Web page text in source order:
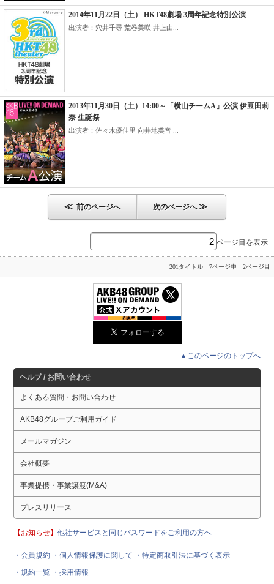
2014年11月22日（土） HKT48劇場 3周年記念特別公演
出演者：穴井千尋 荒巻美咲 井上由...
2013年11月30日（土）14:00～「横山チームA」公演 伊豆田莉
奈 生誕祭
出演者：佐々木優佳里 向井地美音 ...
≪ 前のページへ 次のページへ≫
ページ目を表示
201タイトル 7ページ中 2ページ目
▲このページのトップへ
ヘルプ / お問い合わせ
よくある質問・お問い合わせ
AKB48グループご利用ガイド
メールマガジン
会社概要
事業提携・事業譲渡(M&A)
プレスリリース
【お知らせ】他社サービスと同じパスワードをご利用の方へ
・会員規約 ・個人情報保護に関して
・特定商取引法に基づく表示
・規約一覧 ・採用情報